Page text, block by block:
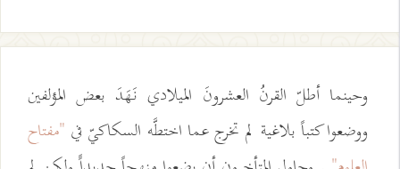
وحينما أطلّ القرنُ العشرونَ الميلادي نَهَدَ بعض المؤلفين
ووضعوا كتباً بلاغية لم تخرج عما اختطَّه السكاكيّ في "مفتاح